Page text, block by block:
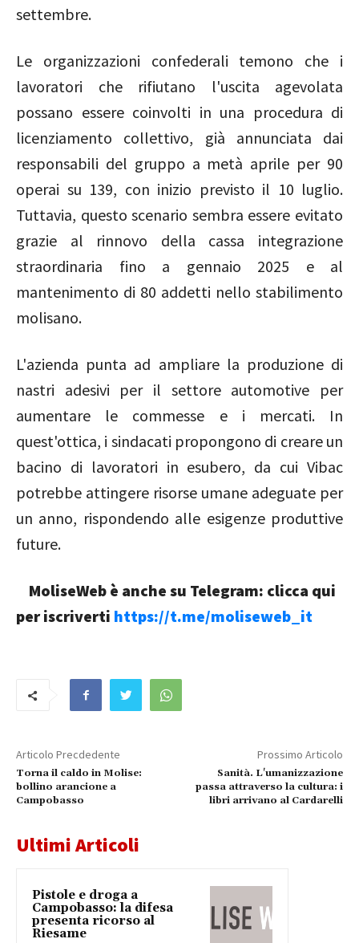
settembre.
Le organizzazioni confederali temono che i
lavoratori che rifiutano l'uscita agevolata
possano essere coinvolti in una procedura di
licenziamento collettivo, già annunciata dai
responsabili del gruppo a metà aprile per 90
operai su 139, con inizio previsto il 10 luglio.
Tuttavia, questo scenario sembra essere evitato
grazie al rinnovo della cassa integrazione
straordinaria fino a gennaio 2025 e al
mantenimento di 80 addetti nello stabilimento
molisano.
L'azienda punta ad ampliare la produzione di
nastri adesivi per il settore automotive per
aumentare le commesse e i mercati. In
quest'ottica, i sindacati propongono di creare un
bacino di lavoratori in esubero, da cui Vibac
potrebbe attingere risorse umane adeguate per
un anno, rispondendo alle esigenze produttive
future.
MoliseWeb è anche su Telegram: clicca qui
per iscriverti https://t.me/moliseweb_it
Articolo Precdedente
Torna il caldo in Molise:
bollino arancione a
Campobasso
Prossimo Articolo
Sanità. L'umanizzazione
passa attraverso la cultura: i
libri arrivano al Cardarelli
Ultimi Articoli
Pistole e droga a
Campobasso: la difesa
presenta ricorso al
Riesame